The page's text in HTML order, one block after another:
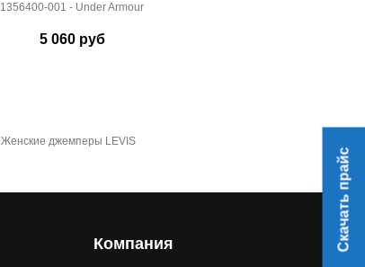
1356400-001 - Under Armour
5 060руб
Женские джемперы LEVIS
Компания Скачать прайс